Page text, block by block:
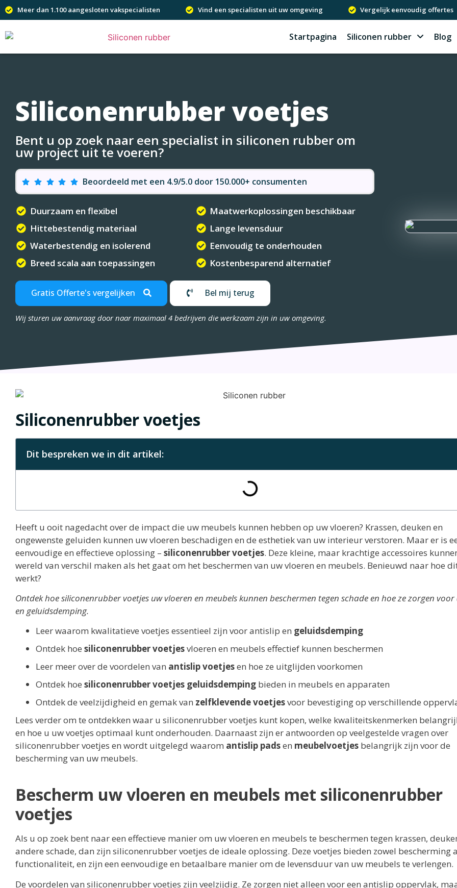
Meer dan 1.100 aangesloten vakspecialisten Vind een specialisten uit uw omgeving Vergelijk eenvoudig offertes
Startpagina Siliconen rubber Blog
Siliconenrubber voetjes
Bent u op zoek naar een specialist in siliconen rubber om
uw project uit te voeren?
Beoordeeld met een 4.9/5.0 door 150.000+ consumenten
Duurzaam en flexibel
Hittebestendig materiaal
Waterbestendig en isolerend
Breed scala aan toepassingen
Maatwerkoplossingen beschikbaar
Lange levensduur
Eenvoudig te onderhouden
Kostenbesparend alternatief
Gratis Offerte's vergelijken Bel mij terug
Wij sturen uw aanvraag door naar maximaal 4 bedrijven die werkzaam zijn in uw omgeving.
Siliconenrubber voetjes
Dit bespreken we in dit artikel:
Heeft u ooit nagedacht over de impact die uw meubels kunnen hebben op uw vloeren? Krassen, deuken en
ongewenste geluiden kunnen uw vloeren beschadigen en de esthetiek van uw interieur verstoren. Maar er is
eenvoudige en effectieve oplossing – siliconenrubber voetjes. Deze kleine, maar krachtige accessoires
wereld van verschil maken als het gaat om het beschermen van uw vloeren en meubels. Benieuwd naar hoe
werkt?
Ontdek hoe siliconenrubber voetjes uw vloeren en meubels kunnen beschermen tegen schade en hoe ze zorgen
en geluidsdemping.
Leer waarom kwalitatieve voetjes essentieel zijn voor antislip en geluidsdemping
Ontdek hoe siliconenrubber voetjesvloeren en meubels effectief kunnen beschermen
Leer meer over de voordelen van antislip voetjesen hoe ze uitglijden voorkomen
Ontdek hoe siliconenrubber voetjes geluidsdemping bieden in meubels en apparaten
Ontdek de veelzijdigheid en gemak van zelfklevende voetjesvoor bevestiging op verschillende
Lees verder om te ontdekken waar u siliconenrubber voetjes kunt kopen, welke kwaliteitskenmerken
en hoe u uw voetjes optimaal kunt onderhouden. Daarnaast zijn er antwoorden op veelgestelde vragen over
siliconenrubber voetjes en wordt uitgelegd waarom antislip padsen meubelvoetjes belangrijk zijn voor de
bescherming van uw meubels.
Bescherm uw vloeren en meubels met siliconenrubber
voetjes
Als u op zoek bent naar een effectieve manier om uw vloeren en meubels te beschermen tegen krassen,
andere schade, dan zijn siliconenrubber voetjes de ideale oplossing. Deze voetjes bieden zowel bescherming
functionaliteit, en zijn een eenvoudige en betaalbare manier om de levensduur van uw meubels te verlengen.
De voordelen van siliconenrubber voetjes zijn veelzijdig. Ze zorgen niet alleen voor een antislip oppervlak,